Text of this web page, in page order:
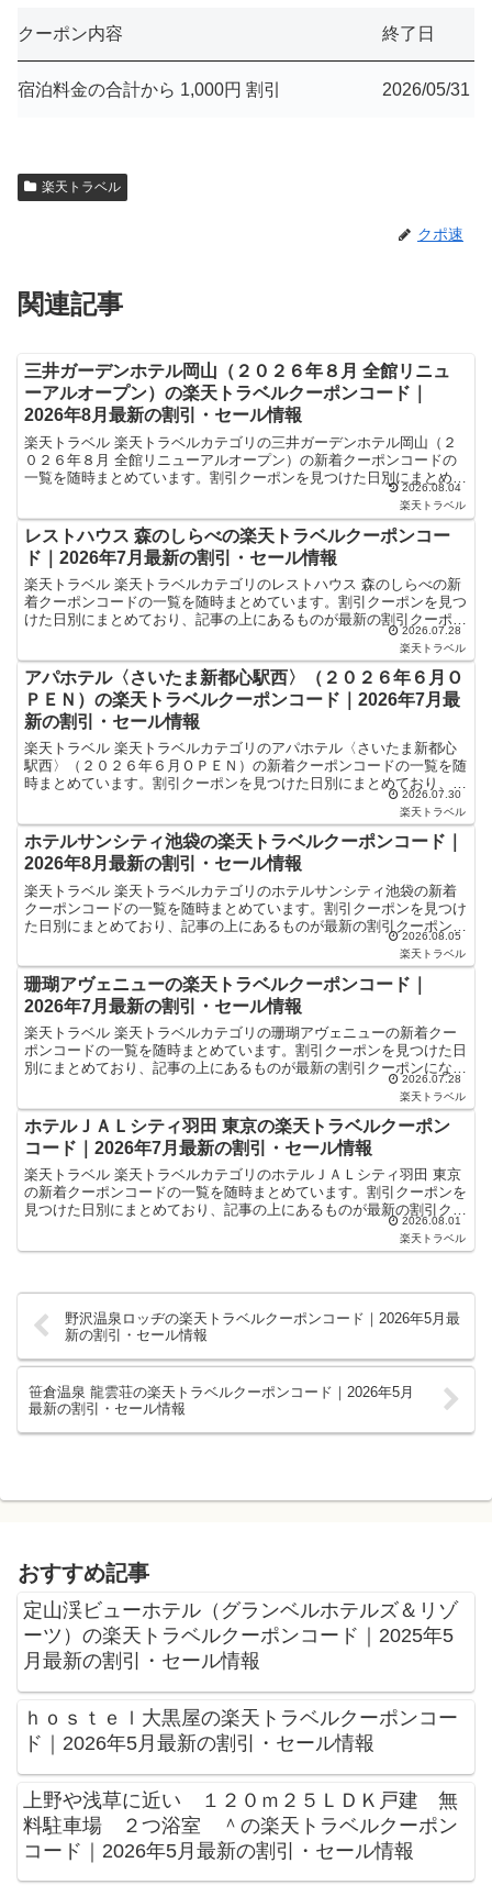
クーポン内容 終了日
宿泊料金の合計から 1,000円 割引 2026/05/31
楽天トラベル
クポ速
関連記事
三井ガーデンホテル岡山（２０２６年８月 全館リニュ
ーアルオープン）の楽天トラベルクーポンコード｜
2026年8月最新の割引・セール情報
楽天トラベル 楽天トラベルカテゴリの三井ガーデンホテル岡山（２
０２６年８月 全館リニューアルオープン）の新着クーポンコードの
一覧を随時まとめています。割引クーポンを見つけた日別にまとめて
おり、記事の上にあるものが最新の割引クーポンになります...2026.08.04
楽天トラベル
レストハウス 森のしらべの楽天トラベルクーポンコー
ド｜2026年7月最新の割引・セール情報
楽天トラベル 楽天トラベルカテゴリのレストハウス 森のしらべの新
着クーポンコードの一覧を随時まとめています。割引クーポンを見つ
けた日別にまとめており、記事の上にあるものが最新の割引クーポン
になります。ホテル・旅館宿泊の予約などで使えるクーポ...2026.07.28
楽天トラベル
アパホテル〈さいたま新都心駅西〉（２０２６年６月Ｏ
ＰＥＮ）の楽天トラベルクーポンコード｜2026年7月最
新の割引・セール情報
楽天トラベル 楽天トラベルカテゴリのアパホテル〈さいたま新都心
駅西〉（２０２６年６月ＯＰＥＮ）の新着クーポンコードの一覧を随
時まとめています。割引クーポンを見つけた日別にまとめており、記
事の上にあるものが最新の割引クーポンになります。ホテル...2026.07.30
楽天トラベル
ホテルサンシティ池袋の楽天トラベルクーポンコード｜
2026年8月最新の割引・セール情報
楽天トラベル 楽天トラベルカテゴリのホテルサンシティ池袋の新着
クーポンコードの一覧を随時まとめています。割引クーポンを見つけ
た日別にまとめており、記事の上にあるものが最新の割引クーポンに
なります。ホテル・旅館宿泊の予約などで使えるクーポンや...2026.08.05
楽天トラベル
珊瑚アヴェニューの楽天トラベルクーポンコード｜
2026年7月最新の割引・セール情報
楽天トラベル 楽天トラベルカテゴリの珊瑚アヴェニューの新着クー
ポンコードの一覧を随時まとめています。割引クーポンを見つけた日
別にまとめており、記事の上にあるものが最新の割引クーポンになり
ます。ホテル・旅館宿泊の予約などで使えるクーポンやセー...2026.07.28
楽天トラベル
ホテルＪＡＬシティ羽田 東京の楽天トラベルクーポン
コード｜2026年7月最新の割引・セール情報
楽天トラベル 楽天トラベルカテゴリのホテルＪＡＬシティ羽田 東京
の新着クーポンコードの一覧を随時まとめています。割引クーポンを
見つけた日別にまとめており、記事の上にあるものが最新の割引クー
ポンになります。ホテル・旅館宿泊の予約などで使えるク...2026.08.01
楽天トラベル
野沢温泉ロッヂの楽天トラベルクーポンコード｜2026年5月最
新の割引・セール情報
笹倉温泉 龍雲荘の楽天トラベルクーポンコード｜2026年5月
最新の割引・セール情報
おすすめ記事
定山渓ビューホテル（グランベルホテルズ＆リゾ
ーツ）の楽天トラベルクーポンコード｜2025年5
月最新の割引・セール情報
ｈｏｓｔｅｌ大黒屋の楽天トラベルクーポンコー
ド｜2026年5月最新の割引・セール情報
上野や浅草に近い １２０ｍ２５ＬＤＫ戸建 無
料駐車場 ２つ浴室 ＾の楽天トラベルクーポン
コード｜2026年5月最新の割引・セール情報